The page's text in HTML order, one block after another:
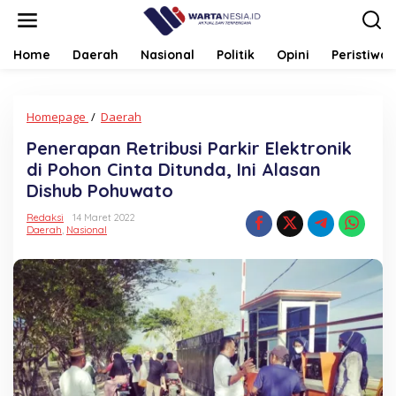
Home Daerah Nasional Politik Opini Peristiwa
Homepage / Daerah
Parkir
Elektronik
di
Pohon
Alasan
Dishub
Pohuwato
Penerapan Retribusi Parkir Elektronik
di Pohon Cinta Ditunda, Ini Alasan
Dishub Pohuwato
Redaksi
14 Maret 2022
Daerah, Nasional